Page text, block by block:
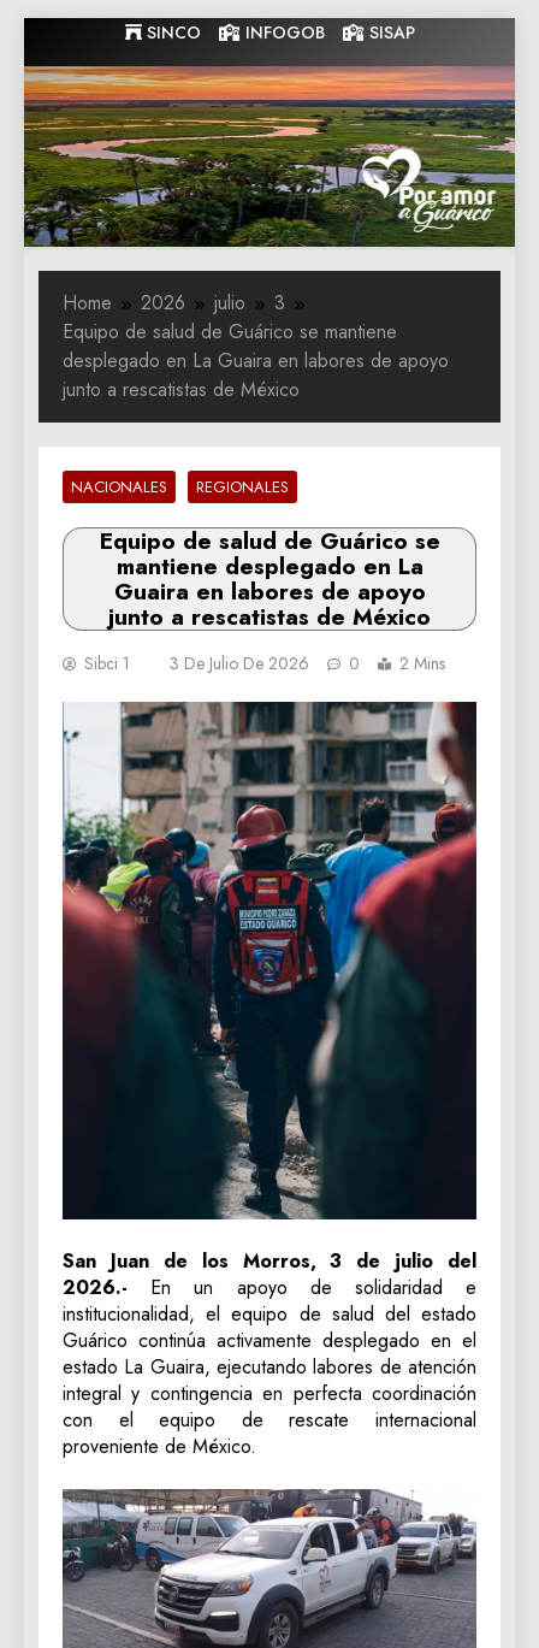
to
content
SINCO INFOGOB SISAP
Gobernacion
de Guarico
Gobernacion de Guarico
Home 2026 julio
3
Equipo de salud de Guárico se mantiene
desplegado en La Guaira en labores de apoyo
junto a rescatistas de México
NACIONALES REGIONALES
Equipo de salud de Guárico se
mantiene desplegado en La
Guaira en labores de apoyo
junto a rescatistas de México
Sibci 1 3 De Julio De 2026 0 2 Mins
San Juan de los Morros, 3 de julio del
2026.- En un apoyo de solidaridad e
institucionalidad, el equipo de salud del estado
Guárico continúa activamente desplegado en el
estado La Guaira, ejecutando labores de atención
integral y contingencia en perfecta coordinación
con el equipo de rescate internacional
proveniente de México.